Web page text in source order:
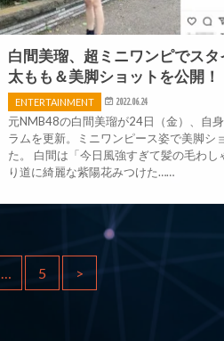
白間美瑠、超ミニワンピでス
太もも＆美脚ショットを公開！
ENTERTAINMENT 2022.06.24
元NMB48の白間美瑠が24日（金）、自
ラムを更新。ミニワンピース姿で美脚シ
た。 白間は「今日風強すぎて髪の毛わ
り道に綺麗な紫陽花みつけた……
… 5 >